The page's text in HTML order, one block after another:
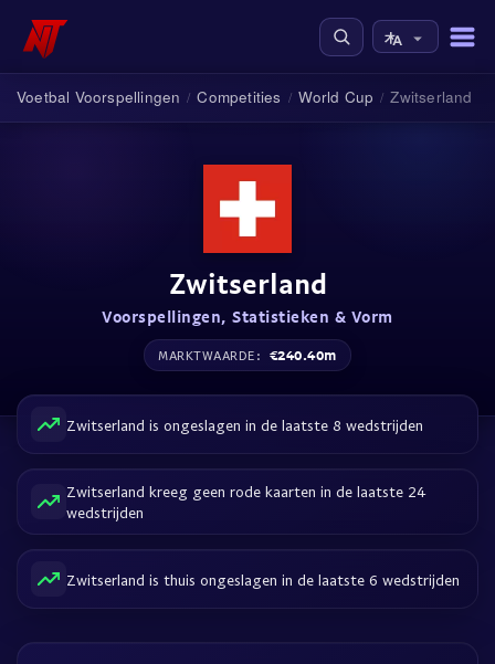
Voetbal Voorspellingen / Competities / World Cup / Zwitserland
Zwitserland
Voorspellingen, Statistieken & Vorm
MARKTWAARDE: €240.40m
Zwitserland is ongeslagen in de laatste 8 wedstrijden
Zwitserland kreeg geen rode kaarten in de laatste 24
wedstrijden
Zwitserland is thuis ongeslagen in de laatste 6 wedstrijden